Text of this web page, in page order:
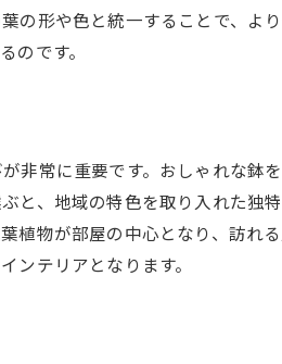
の形や色と統一することで、よ
のです。
非常に重要です。おしゃれな鉢
と、地域の特色を取り入れた独
植物が部屋の中心となり、訪れ
ンテリアとなります。